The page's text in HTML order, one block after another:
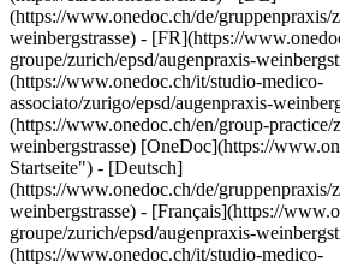
(https://www.onedoc.ch/de/gruppenpraxis/
weinbergstrasse) - [FR](https://
groupe/zurich/epsd/augenpraxis-
(https://www.onedoc.ch/it/studio-medico-
associato/zurigo/epsd/augenpraxis-
(https://www.onedoc.ch/en/group-practice/
weinbergstrasse) [OneDoc](https://
Startseite") - [Deutsch]
(https://www.onedoc.ch/de/gruppenpraxis/
weinbergstrasse) - [Français](https://
groupe/zurich/epsd/augenpraxis-
(https://www.onedoc.ch/it/studio-medico-